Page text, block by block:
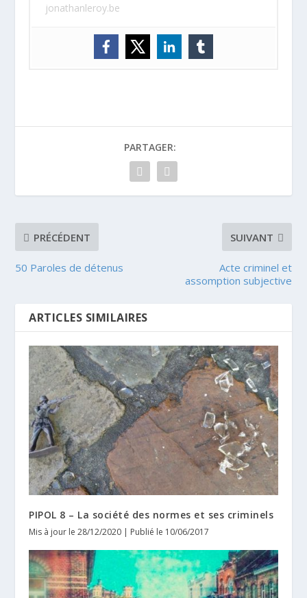
jonathanleroy.be
PARTAGER:
PRÉCÉDENT
50 Paroles de détenus
SUIVANT
Acte criminel et
assomption subjective
ARTICLES SIMILAIRES
PIPOL 8 – La société des normes et ses criminels
Mis à jour le 28/12/2020 | Publié le 10/06/2017